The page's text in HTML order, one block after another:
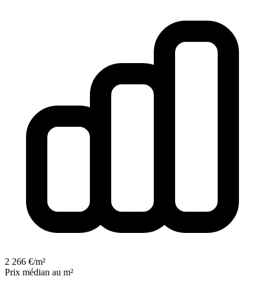
2 266 €/m²
Prix médian au m²